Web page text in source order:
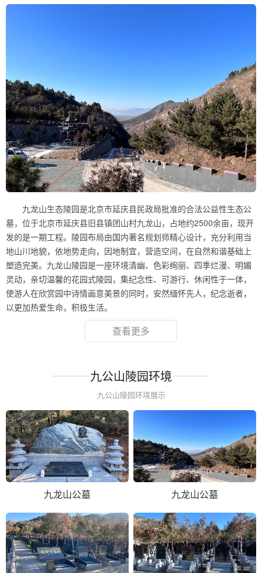
九龙山生态陵园是北京市延庆县民政局批准的合法公益性生态公
墓，位于北京市延庆县旧县镇团山村九龙山，占地约2500余亩，现开
发的是一期工程。陵园布局由国内著名规划师精心设计，充分利用当
地山川地貌，依地势走向，因地制宜，营造空间，在自然和谐基础上
塑造完美。九龙山陵园是一座环境清幽、色彩绚丽、四季烂漫、明媚
灵动，亲切温馨的花园式陵园，集纪念性、可游行、休闲性于一体，
使游人在欣赏园中诗情画意美景的同时，安然缅怀先人，纪念逝者，
以更加热爱生命，积极生活。
查看更多
九公山陵园环境
九公山陵园环境展示
九龙山公墓 九龙山公墓